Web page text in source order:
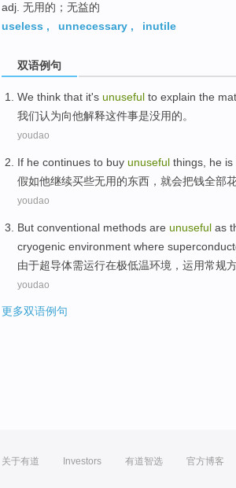
adj. 无用的；无益的
useless , unnecessary , inutile
双语例句
We think that it's unuseful to explain the
我们认为向他解释这件事是没用的。
youdao
If he continues to buy unuseful things , he
假如他继续买些无用的东西 ，就会把钱全部
youdao
But conventional methods are unuseful as
cryogenic environment where
由于超导体需运行在极低温环境 ，运用常规
youdao
更多双语例句
关于有道 Investors 有道智选 官方博客